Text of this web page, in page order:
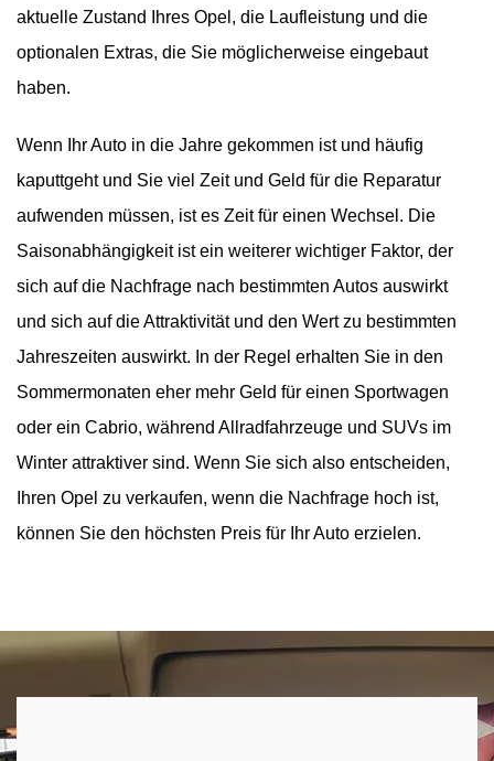
aktuelle Zustand Ihres Opel, die Laufleistung und die
optionalen Extras, die Sie möglicherweise eingebaut
haben.
Wenn Ihr Auto in die Jahre gekommen ist und häufig
kaputtgeht und Sie viel Zeit und Geld für die Reparatur
aufwenden müssen, ist es Zeit für einen Wechsel. Die
Saisonabhängigkeit ist ein weiterer wichtiger Faktor, der
sich auf die Nachfrage nach bestimmten Autos auswirkt
und sich auf die Attraktivität und den Wert zu bestimmten
Jahreszeiten auswirkt. In der Regel erhalten Sie in den
Sommermonaten eher mehr Geld für einen Sportwagen
oder ein Cabrio, während Allradfahrzeuge und SUVs im
Winter attraktiver sind. Wenn Sie sich also entscheiden,
Ihren Opel zu verkaufen, wenn die Nachfrage hoch ist,
können Sie den höchsten Preis für Ihr Auto erzielen.